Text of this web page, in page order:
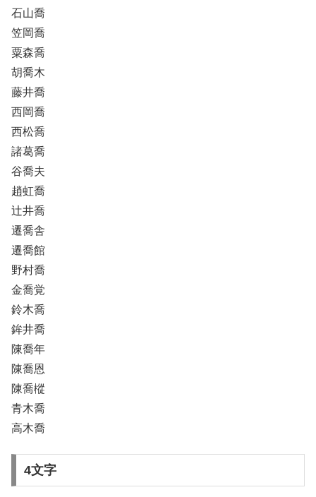
石山喬
笠岡喬
粟森喬
胡喬木
藤井喬
西岡喬
西松喬
諸葛喬
谷喬夫
趙虹喬
辻井喬
遷喬舎
遷喬館
野村喬
金喬覚
鈴木喬
鉾井喬
陳喬年
陳喬恩
陳喬樅
青木喬
高木喬
4文字